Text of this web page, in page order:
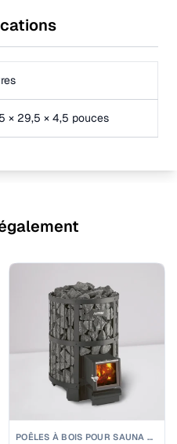
× 29,5 × 4,5 pouces
POÊLES À BOIS POUR SAUNA DE TAILLE MOYENNE